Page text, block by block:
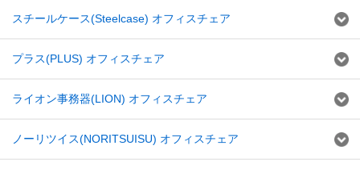
スチールケース(Steelcase) オフィスチェア
プラス(PLUS) オフィスチェア
ライオン事務器(LION) オフィスチェア
ノーリツイス(NORITSUISU) オフィスチェア